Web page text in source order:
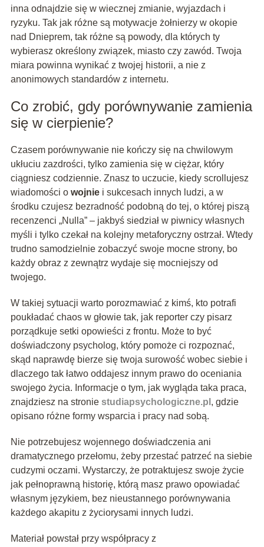
inna odnajdzie się w wiecznej zmianie, wyjazdach i
ryzyku. Tak jak różne są motywacje żołnierzy w okopie
nad Dnieprem, tak różne są powody, dla których ty
wybierasz określony związek, miasto czy zawód. Twoja
miara powinna wynikać z twojej historii, a nie z
anonimowych standardów z internetu.
Co zrobić, gdy porównywanie zamienia
się w cierpienie?
Czasem porównywanie nie kończy się na chwilowym
ukłuciu zazdrości, tylko zamienia się w ciężar, który
ciągniesz codziennie. Znasz to uczucie, kiedy scrollujesz
wiadomości o wojniei sukcesach innych ludzi, a w
środku czujesz bezradność podobną do tej, o której piszą
recenzenci „Nulla” – jakbyś siedział w piwnicy własnych
myśli i tylko czekał na kolejny metaforyczny ostrzał. Wtedy
trudno samodzielnie zobaczyć swoje mocne strony, bo
każdy obraz z zewnątrz wydaje się mocniejszy od
twojego.
W takiej sytuacji warto porozmawiać z kimś, kto potrafi
poukładać chaos w głowie tak, jak reporter czy pisarz
porządkuje setki opowieści z frontu. Może to być
doświadczony psycholog, który pomoże ci rozpoznać,
skąd naprawdę bierze się twoja surowość wobec siebie i
dlaczego tak łatwo oddajesz innym prawo do oceniania
swojego życia. Informacje o tym, jak wygląda taka praca,
znajdziesz na stronie studiapsychologiczne.pl , gdzie
opisano różne formy wsparcia i pracy nad sobą.
Nie potrzebujesz wojennego doświadczenia ani
dramatycznego przełomu, żeby przestać patrzeć na siebie
cudzymi oczami. Wystarczy, że potraktujesz swoje życie
jak pełnoprawną historię, którą masz prawo opowiadać
własnym językiem, bez nieustannego porównywania
każdego akapitu z życiorysami innych ludzi.
Materiał powstał przy współpracy z